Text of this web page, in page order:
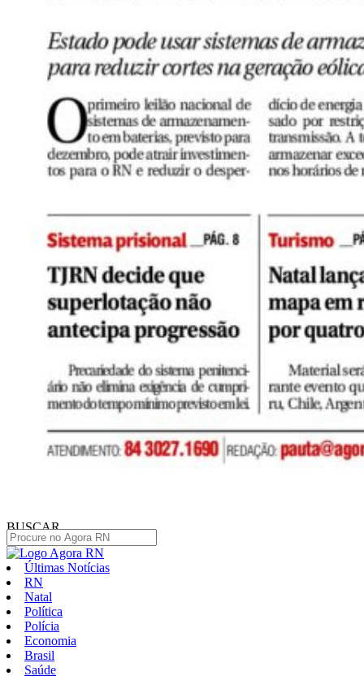
BUSCAR
Últimas Notícias
RN
Natal
Política
Polícia
Economia
Brasil
Saúde